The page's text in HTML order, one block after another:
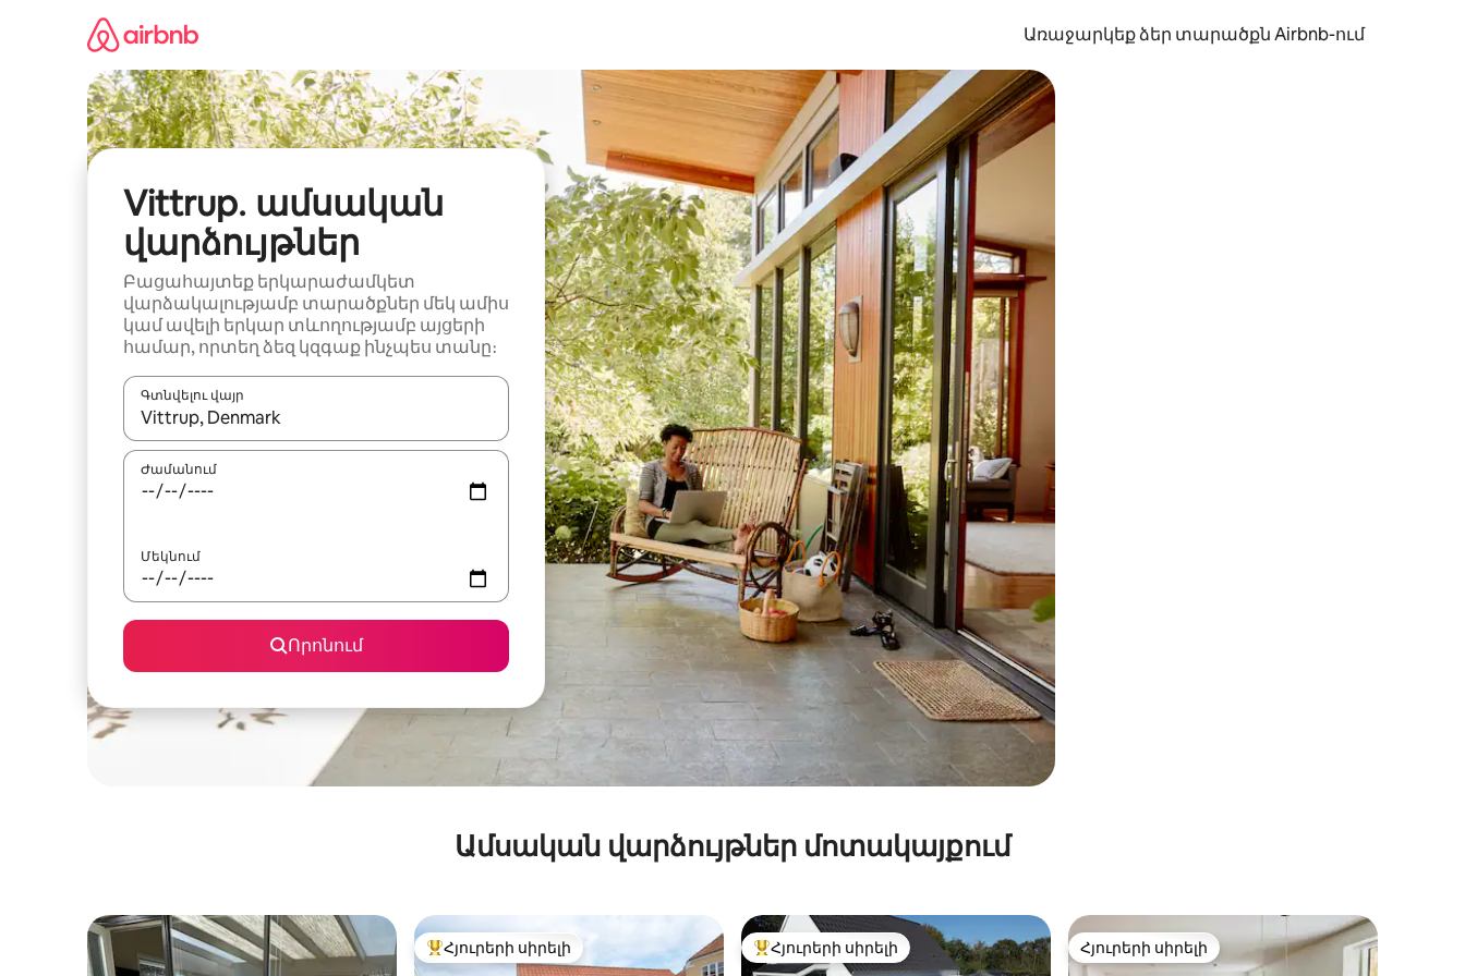
բովանդակությանը
Առաջարկեք ձեր տարածքն Airbnb-ում
Vittrup․ ամսական
վարձույթներ
Բացահայտեք երկարաժամկետ
վարձակալությամբ տարածքներ մեկ ամիս
կամ ավելի երկար տևողությամբ այցերի
համար, որտեղ ձեզ կզգաք ինչպես տանը։
Գտնվելու վայր
Երբ արդյունքները հասանելի լինեն, սլաքների ստեղներով նավարկեք վեր և վար կամ ուսումնասիրեք հպելով կամ մատը սահեցնելով։
Ժամանում
Մեկնում
Որոնում
Ամսական վարձույթներ մոտակայքում
Հյուրերի սիրելի լավագույն տները
Հյուրերի սիրելի Հյուրերի սիրելի լավագույն տները
Հյուրերի սիրելի Հյուրերի սիրելի
Հյուրերի սիրելի